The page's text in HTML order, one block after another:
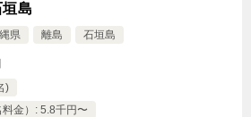
島
県 離島 石垣島
)
金）: 5.8千円〜